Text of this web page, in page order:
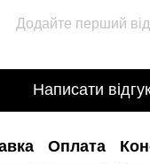
Додайте перший
Написати
Оплата